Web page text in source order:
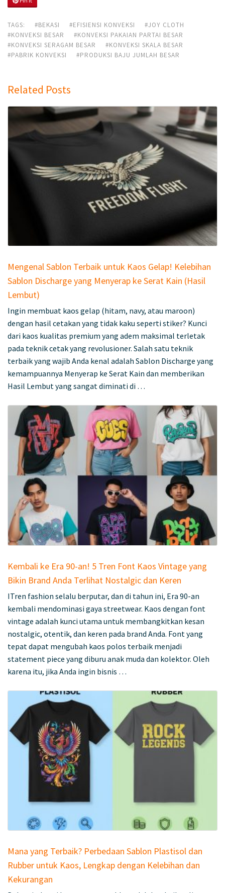
TAGS: #BEKASI #EFISIENSI KONVEKSI
#JOY CLOTH
#KONVEKSI BESAR
#KONVEKSI PAKAIAN PARTAI BESAR
#KONVEKSI SERAGAM BESAR
#KONVEKSI SKALA BESAR
#PABRIK KONVEKSI
#PRODUKSI BAJU JUMLAH BESAR
Related Posts
Mengenal Sablon Terbaik untuk Kaos Gelap! Kelebihan
Sablon Discharge yang Menyerap ke Serat Kain (Hasil
Lembut)
Ingin membuat kaos gelap (hitam, navy, atau maroon)
dengan hasil cetakan yang tidak kaku seperti stiker? Kunci
dari kaos kualitas premium yang adem maksimal terletak
pada teknik cetak yang revolusioner. Salah satu teknik
terbaik yang wajib Anda kenal adalah Sablon Discharge yang
kemampuannya Menyerap ke Serat Kain dan memberikan
Hasil Lembut yang sangat diminati di …
Kembali ke Era 90-an! 5 Tren Font Kaos Vintage yang
Bikin Brand Anda Terlihat Nostalgic dan Keren
ITren fashion selalu berputar, dan di tahun ini, Era 90-an
kembali mendominasi gaya streetwear. Kaos dengan font
vintage adalah kunci utama untuk membangkitkan kesan
nostalgic, otentik, dan keren pada brand Anda. Font yang
tepat dapat mengubah kaos polos terbaik menjadi
statement piece yang diburu anak muda dan kolektor. Oleh
karena itu, jika Anda ingin bisnis …
Mana yang Terbaik? Perbedaan Sablon Plastisol dan
Rubber untuk Kaos, Lengkap dengan Kelebihan dan
Kekurangan